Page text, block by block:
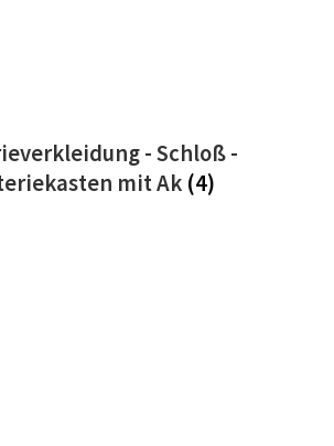
- Schloß -
mit Ak (4)